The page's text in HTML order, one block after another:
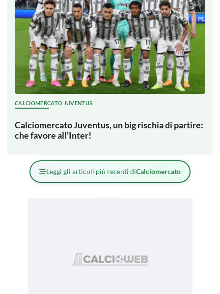
CALCIOMERCATO JUVENTUS
Calciomercato Juventus, un big rischia di partire:
che favore all'Inter!
Leggi gli articoli più recenti diCalciomercato